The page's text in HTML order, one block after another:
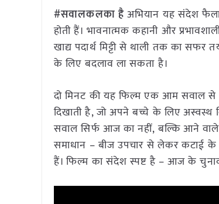
#सवालकलका हैअभियान यह संदेश
होती हैं। भावनात्मक कहानी और
खाद्य पदार्थ मिट्टी से थाली तक का
के लिए बदलाव ला सकता है।
दो मिनट की यह फिल्म एक आम सवाल से
दिखाती है, जो अपने बच्चे के लिए अस्वस्थ
सवाल सिर्फ आज का नहीं, बल्कि आने
समाधान – बीज उपचार से लेकर कटाई
हैं। फिल्म का संदेश स्पष्ट है – आज के